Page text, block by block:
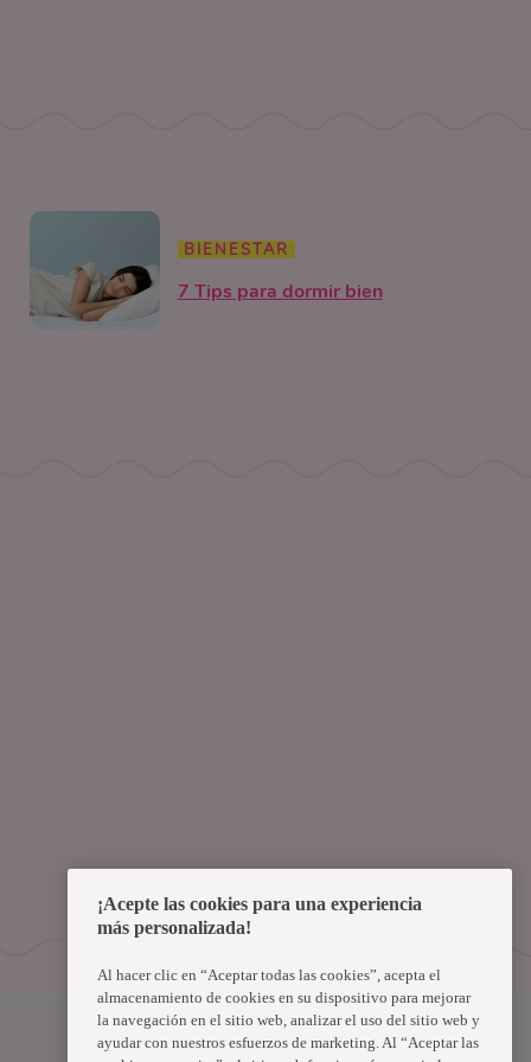
BIENESTAR
7 Tips para dormir bien
Uruguay
¡Acepte las cookies para una experiencia
más personalizada!
Al hacer clic en “Aceptar todas las cookies”, acepta el
almacenamiento de cookies en su dispositivo para mejorar
la navegación en el sitio web, analizar el uso del sitio web y
ayudar con nuestros esfuerzos de marketing. Al “Aceptar las